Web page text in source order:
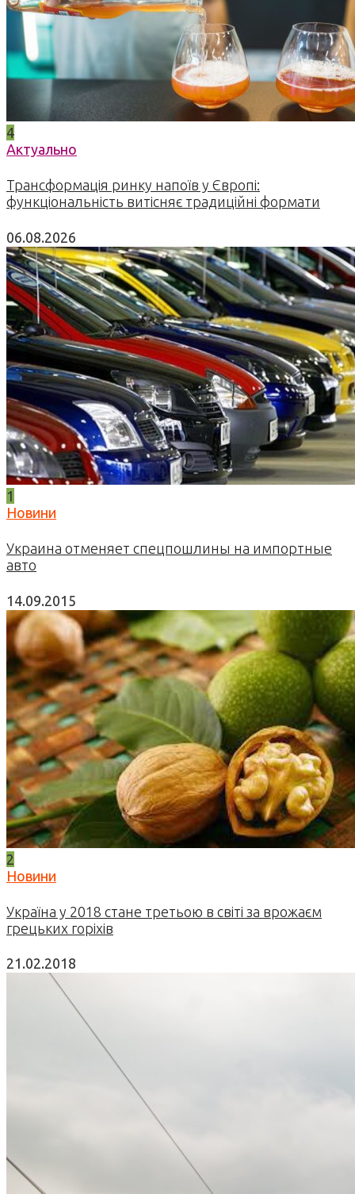
4
Актуально
Трансформація ринку напоїв у Європі:
функціональність витісняє традиційні формати
06.08.2026
1
Новини
Украина отменяет спецпошлины на импортные
авто
14.09.2015
2
Новини
Україна у 2018 стане третьою в світі за врожаєм
грецьких горіхів
21.02.2018